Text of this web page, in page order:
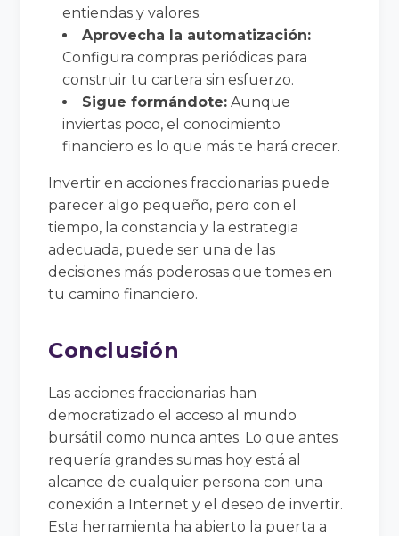
entiendas y valores.
Aprovecha la automatización:
Configura compras periódicas para
construir tu cartera sin esfuerzo.
Sigue formándote: Aunque
inviertas poco, el conocimiento
financiero es lo que más te hará crecer.
Invertir en acciones fraccionarias puede
parecer algo pequeño, pero con el
tiempo, la constancia y la estrategia
adecuada, puede ser una de las
decisiones más poderosas que tomes en
tu camino financiero.
Conclusión
Las acciones fraccionarias han
democratizado el acceso al mundo
bursátil como nunca antes. Lo que antes
requería grandes sumas hoy está al
alcance de cualquier persona con una
conexión a Internet y el deseo de invertir.
Esta herramienta ha abierto la puerta a